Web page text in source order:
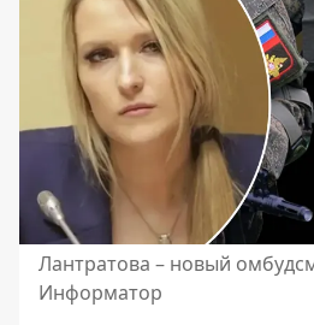
Лантратова – новый
Информатор